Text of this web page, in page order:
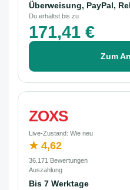
Überweisung, PayPal,
Du erhältst bis zu
171,41 €
Zum
ZOXS
Live-Zustand: Wie neu
★ 4,62
36.171 Bewertungen
Auszahlung
Bis 7 Werktage